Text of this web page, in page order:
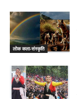
लोक कला-संस्कृति